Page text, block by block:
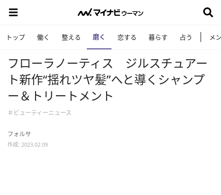
トップ 働く 整える 磨く 恋する 暮らす 占う メ
フローラノーティス ジルスチュアー
ト新作“揺れツヤ髪”へと導くシャンプ
ー＆トリートメント
＃ビューティーニュース
フォルサ
作成: 2023.02.09